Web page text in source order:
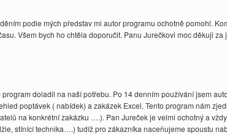
podle mých představ mi autor programu ochotně pomohl.
Všem bych ho chtěla doporučit. Panu Jurečkovi moc děkuji za
doladil na naší potřebu. Po 14 denním používání jsem
poptávek ( nabídek) a zakázek Excel. Tento program nám
na konkrétní zakázku ….). Pan Jureček je velmi ochotný a
stínící technika….) tudíž pro zákazníka naceňujeme spoustu